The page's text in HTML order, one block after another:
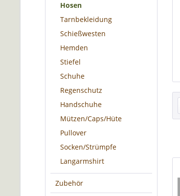
Hosen
Tarnbekleidung
Schießwesten
Hemden
Stiefel
Schuhe
Regenschutz
Handschuhe
Mützen/Caps/Hüte
Pullover
Socken/Strümpfe
Langarmshirt
Zubehör